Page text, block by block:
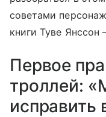
советами
книги Туве
Первое
троллей:
исправить